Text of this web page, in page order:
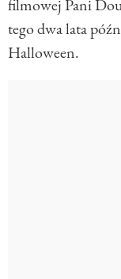
filmowej Pani
tego dwa lata
Halloween.